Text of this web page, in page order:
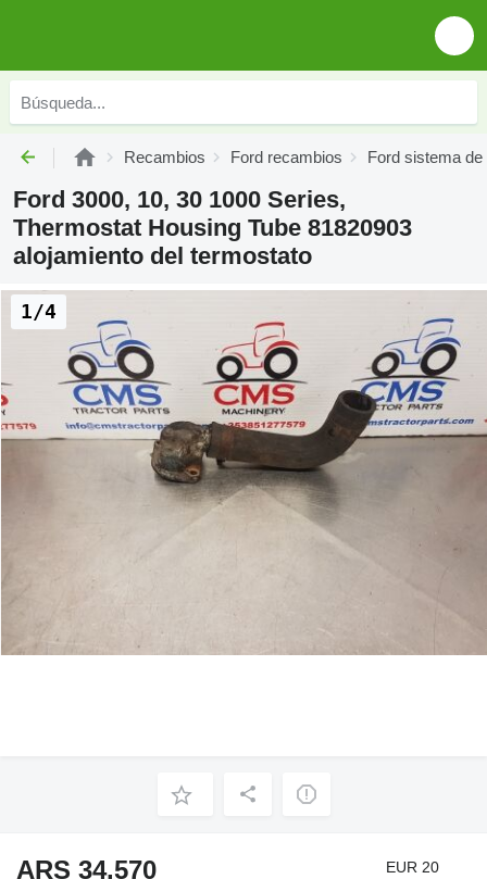
Recambios Ford recambios Ford sistema
Ford 3000, 10, 30 1000 Series,
Thermostat Housing Tube 81820903
alojamiento del termostato
1/4
ARS 34.570
EUR 20